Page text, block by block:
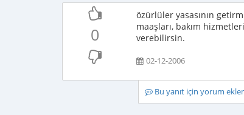
0
özürlüler yasasının
maaşları, bakım
verebilirsin.
02-12-2006
Bu yanıt için yorum